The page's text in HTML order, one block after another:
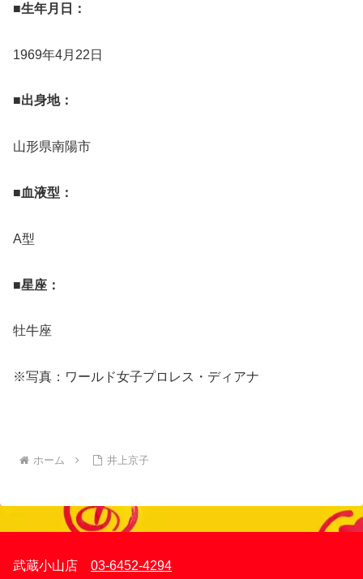
■生年月日：
1969年4月22日
■出身地：
山形県南陽市
■血液型：
A型
■星座：
牡牛座
※写真：ワールド女子プロレス・ディアナ
ホーム 井上京子
武蔵小山店 03-6452-4294